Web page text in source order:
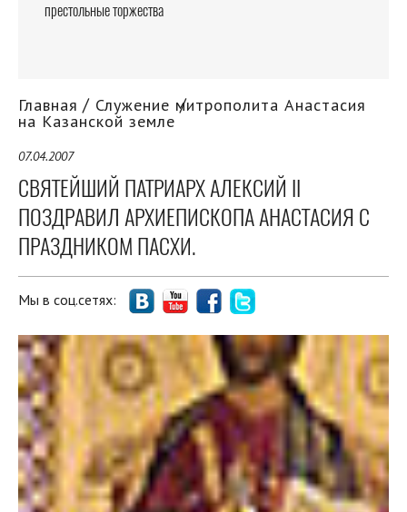
престольные торжества
Главная Служение митрополита Анастасия
на Казанской земле
07.04.2007
СВЯТЕЙШИЙ ПАТРИАРХ АЛЕКСИЙ II
ПОЗДРАВИЛ АРХИЕПИСКОПА АНАСТАСИЯ С
ПРАЗДНИКОМ ПАСХИ.
Мы в соц.сетях: